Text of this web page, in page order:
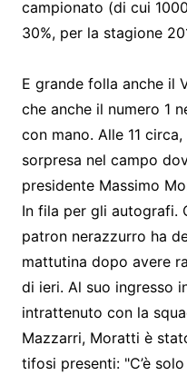
campionato (di cui
30%, per la stagione
E grande folla anche il
che anche il numero 1
con mano. Alle 11
sorpresa nel campo
presidente Massimo
In fila per gli autografi.
patron nerazzurro ha
mattutina dopo avere
di ieri. Al suo ingresso
intrattenuto con la
Mazzarri, Moratti è
tifosi presenti: "C’è